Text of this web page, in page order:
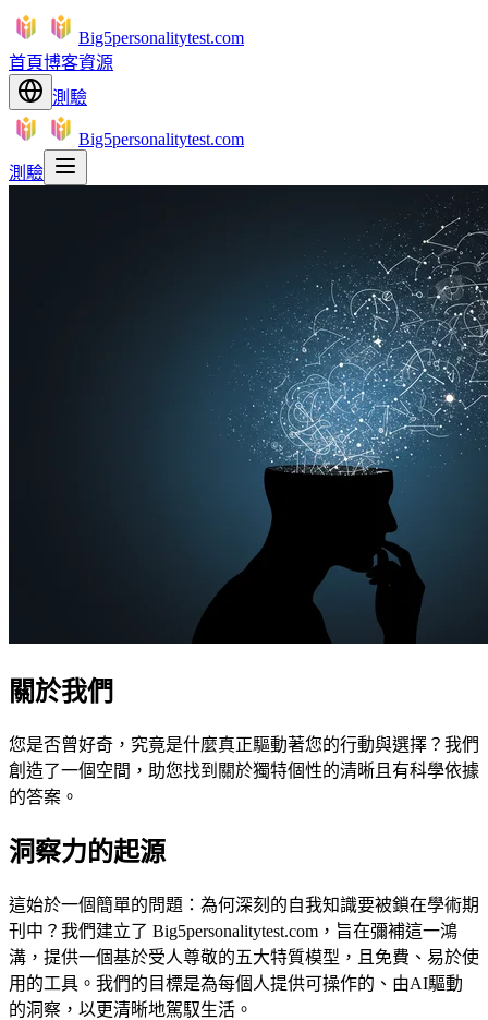
Big5personalitytest.com
首頁博客資源
測驗
Big5personalitytest.com
測驗
關於我們
您是否曾好奇，究竟是什麼真正驅動著您的行動與選擇？我們
創造了一個空間，助您找到關於獨特個性的清晰且有科學依據
的答案。
洞察力的起源
這始於一個簡單的問題：為何深刻的自我知識要被鎖在學術期
刊中？我們建立了 Big5personalitytest.com，旨在彌補這一鴻
溝，提供一個基於受人尊敬的五大特質模型，且免費、易於使
用的工具。我們的目標是為每個人提供可操作的、由AI驅動
的洞察，以更清晰地駕馭生活。